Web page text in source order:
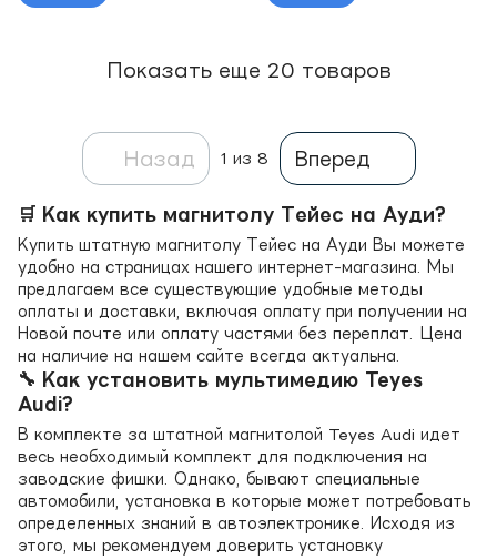
Показать еще 20 товаров
Назад 1 из 8 Вперед
🛒 Как купить магнитолу Тейес на Ауди?
Купить штатную магнитолу Тейес на Ауди Вы можете
удобно на страницах нашего интернет-магазина. Мы
предлагаем все существующие удобные методы
оплаты и доставки, включая оплату при получении на
Новой почте или оплату частями без переплат. Цена
на наличие на нашем сайте всегда актуальна.
🔧 Как установить мультимедию Teyes
Audi?
В комплекте за штатной магнитолой Teyes Audi идет
весь необходимый комплект для подключения на
заводские фишки. Однако, бывают специальные
автомобили, установка в которые может потребовать
определенных знаний в автоэлектронике. Исходя из
этого, мы рекомендуем доверить установку